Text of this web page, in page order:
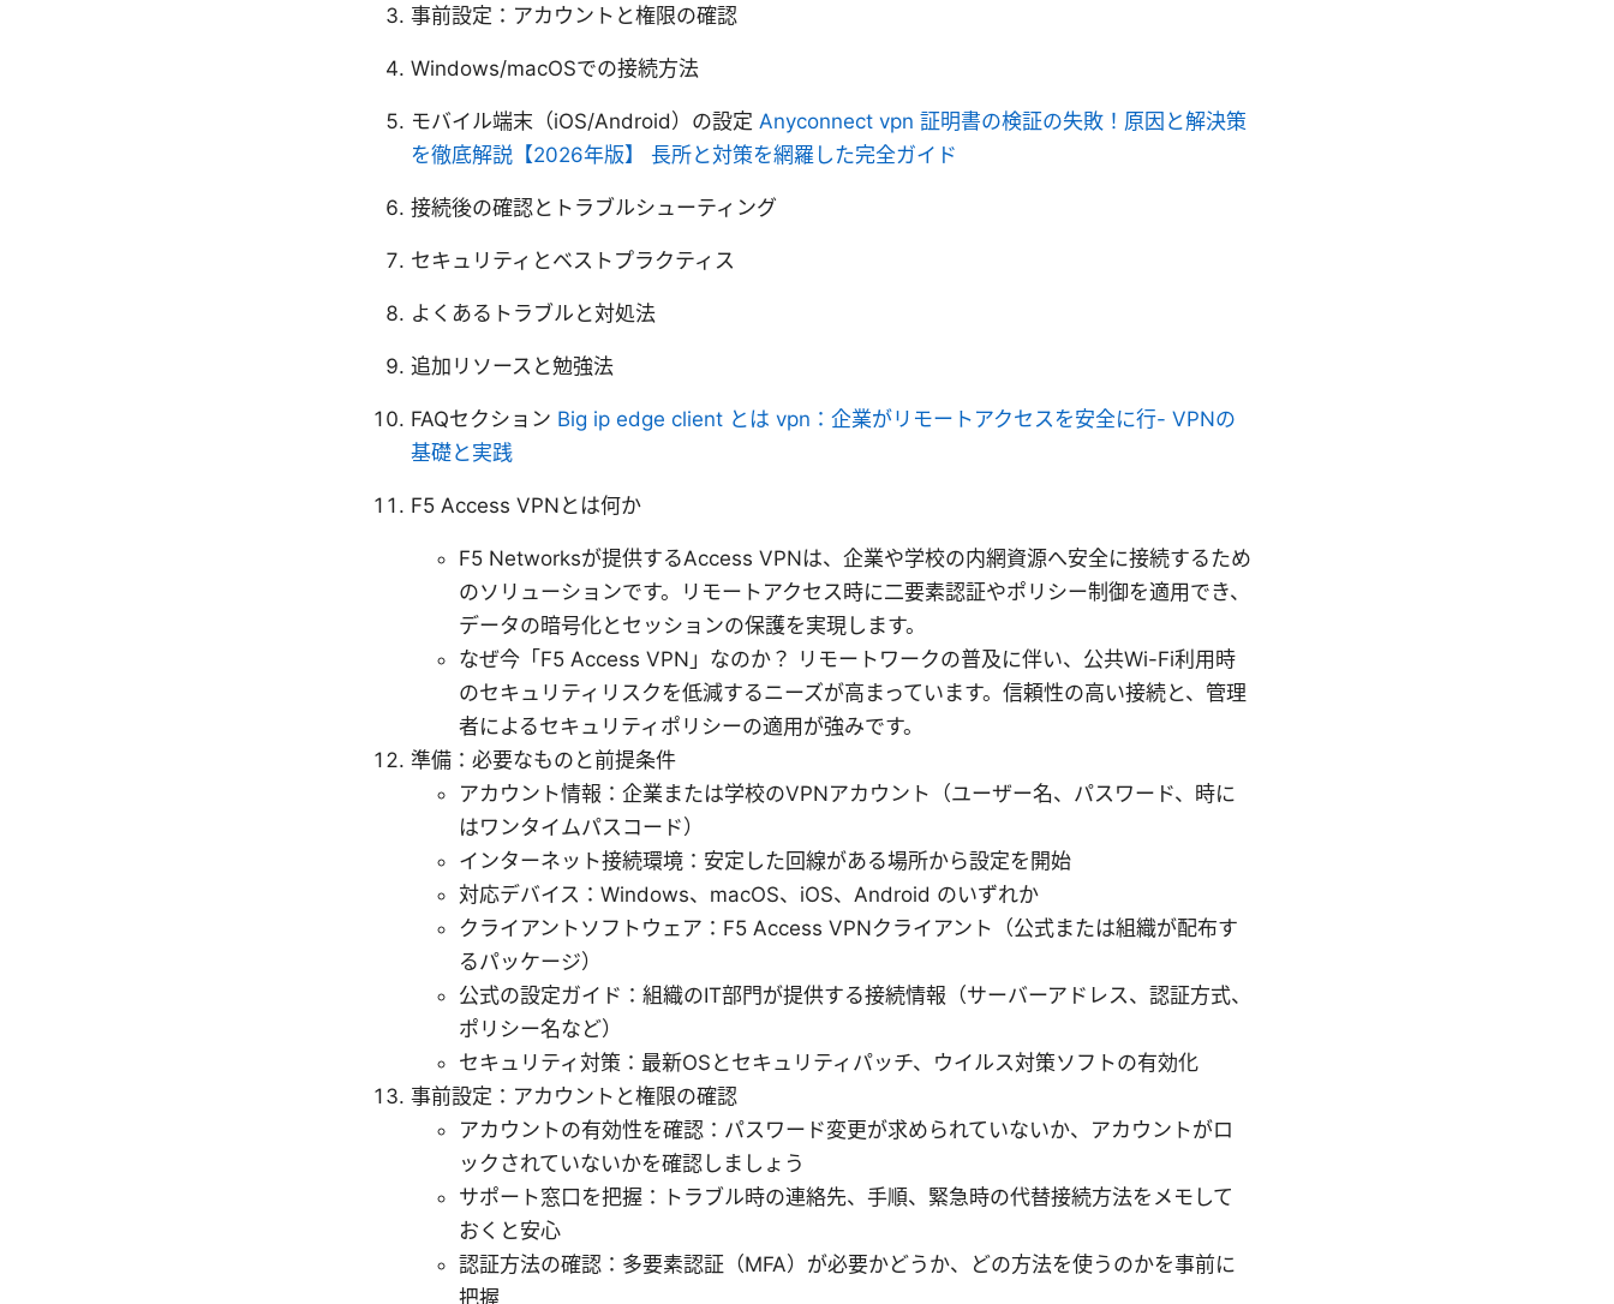
事前設定：アカウントと権限の確認
Windows/macOSでの接続方法
モバイル端末（iOS/Android）の設定 Anyconnect vpn 証明書の検証の失敗！原因と解決策
を徹底解説【2026年版】 長所と対策を網羅した完全ガイド
接続後の確認とトラブルシューティング
セキュリティとベストプラクティス
よくあるトラブルと対処法
追加リソースと勉強法
FAQセクション Big ip edge client とは vpn：企業がリモートアクセスを安全に行- VPNの
基礎と実践
F5 Access VPNとは何か
F5 Networksが提供するAccess VPNは、企業や学校の内網資源へ安全に接続するため
のソリューションです。リモートアクセス時に二要素認証やポリシー制御を適用でき、
データの暗号化とセッションの保護を実現します。
なぜ今「F5 Access VPN」なのか？ リモートワークの普及に伴い、公共Wi-Fi利用時
のセキュリティリスクを低減するニーズが高まっています。信頼性の高い接続と、管理
者によるセキュリティポリシーの適用が強みです。
準備：必要なものと前提条件
アカウント情報：企業または学校のVPNアカウント（ユーザー名、パスワード、時に
はワンタイムパスコード）
インターネット接続環境：安定した回線がある場所から設定を開始
対応デバイス：Windows、macOS、iOS、Android のいずれか
クライアントソフトウェア：F5 Access VPNクライアント（公式または組織が配布す
るパッケージ）
公式の設定ガイド：組織のIT部門が提供する接続情報（サーバーアドレス、認証方式、
ポリシー名など）
セキュリティ対策：最新OSとセキュリティパッチ、ウイルス対策ソフトの有効化
事前設定：アカウントと権限の確認
アカウントの有効性を確認：パスワード変更が求められていないか、アカウントがロ
ックされていないかを確認しましょう
サポート窓口を把握：トラブル時の連絡先、手順、緊急時の代替接続方法をメモして
おくと安心
認証方法の確認：多要素認証（MFA）が必要かどうか、どの方法を使うのかを事前に
把握